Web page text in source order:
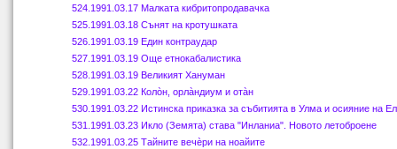
524 .1991.03.17 Малката кибритопродавачка
525 .1991.03. 18 Сънят на кротушката
526 .1991.03.19 Един контраудар
527 .1991.03.19 Още етнокабалистика
528 .1991.03.19 Великият Хануман
529 .1991.03. 22 Колòн, орлàндиум и отàн
530 .1991.03. 22 Истинска приказка за събитията в Улма и осияние на
531 .1991.03. 23 Икло (Земята) става "Инланиа". Новото летоброене
532 .1991.03.25 Тайните вечèри на ноайите